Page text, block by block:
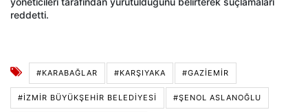
reddetti.
#KARABAĞLAR #KARŞIYAKA #GAZIEMIR
#İZMIR BÜYÜKŞEHIR BELEDIYESI #ŞENOL ASLANOĞLU